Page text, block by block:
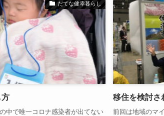
だてな健幸暮らし
中で唯一コロナ感染者が出てない
移住を検討
前回は地域のマ